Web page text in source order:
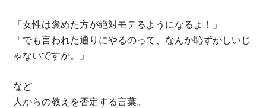
「女性は褒めた方が絶対モテるようになるよ！」
「でも言われた通りにやるのって、なんか恥ずかしいじ
ゃないですか。」
など
人からの教えを否定する言葉。